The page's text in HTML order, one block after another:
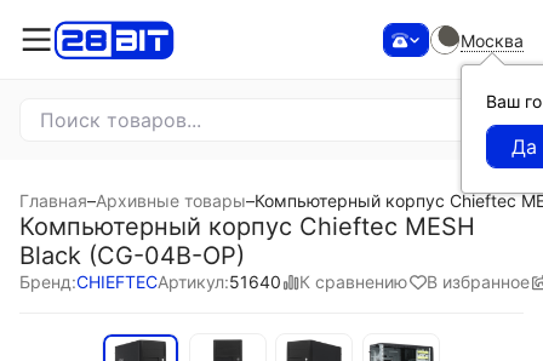
Москва
Ваш
Главная–Архивные товары–Компьютерный корпус Chieftec
Компьютерный корпус Chieftec MESH
Black (CG-04B-OP)
Бренд:CHIEFTECАртикул:51640 К сравнению В избранное